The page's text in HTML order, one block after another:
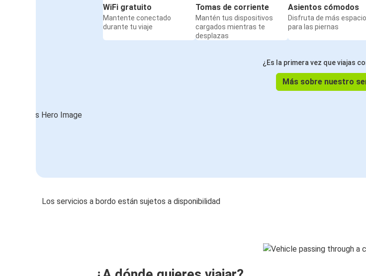
WiFi gratuito
Mantente conectado
durante tu viaje
Tomas de corriente
Mantén tus dispositivos
cargados mientras te
desplazas
Asientos cómodos
Disfruta de más espacio
para las piernas
¿Es la primera vez que viajas
Más sobre nuestro
Los servicios a bordo están sujetos a disponibilidad